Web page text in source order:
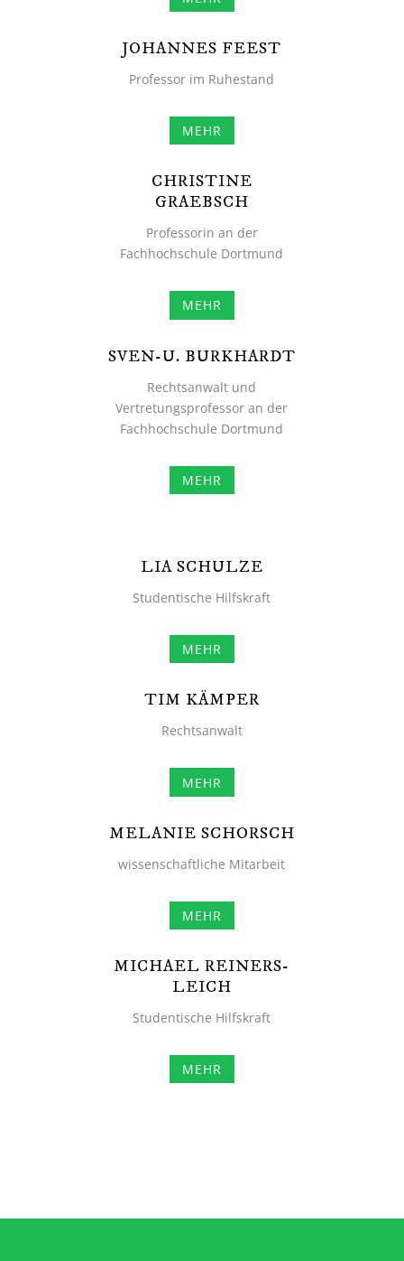
JOHANNES FEEST
Professor im Ruhestand
MEHR
CHRISTINE
GRAEBSCH
Professorin an der
Fachhochschule Dortmund
MEHR
SVEN-U. BURKHARDT
Rechtsanwalt und
Vertretungsprofessor an der
Fachhochschule Dortmund
MEHR
LIA SCHULZE
Studentische Hilfskraft
MEHR
TIM KÄMPER
Rechtsanwalt
MEHR
MELANIE SCHORSCH
wissenschaftliche Mitarbeit
MEHR
MICHAEL REINERS-
LEICH
Studentische Hilfskraft
MEHR